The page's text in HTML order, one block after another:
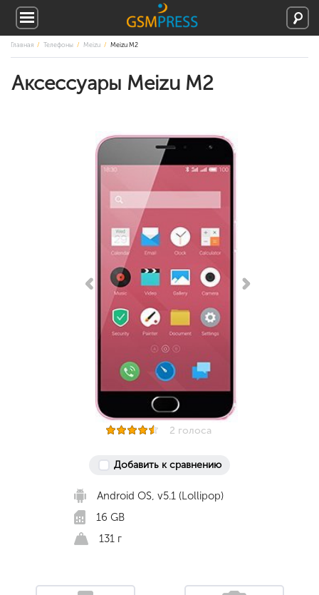
Главная Телефоны Meizu Meizu M2
Аксессуары Meizu M2
2 голоса
Добавить к сравнению
Android OS, v5.1 (Lollipop)
16 GB
131 г